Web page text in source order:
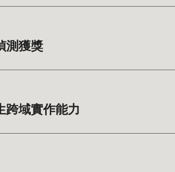
測獲獎
跨域實作能力